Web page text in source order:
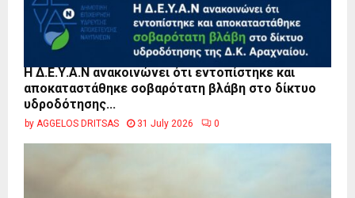
Η Δ.Ε.Υ.Α.Ν ανακοινώνει ότι εντοπίστηκε και
αποκαταστάθηκε σοβαρότατη βλάβη στο δίκτυο
υδροδότησης...
by AGGELOS DRITSAS 31 July 2026 0